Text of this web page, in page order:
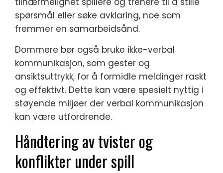
spørsmål eller søke avklaring, noe som
fremmer en samarbeidsånd.
Dommere bør også bruke ikke-verbal
kommunikasjon, som gester og
ansiktsuttrykk, for å formidle meldinger raskt
og effektivt. Dette kan være spesielt nyttig i
støyende miljøer der verbal kommunikasjon
kan være utfordrende.
Håndtering av tvister og
konflikter under spill